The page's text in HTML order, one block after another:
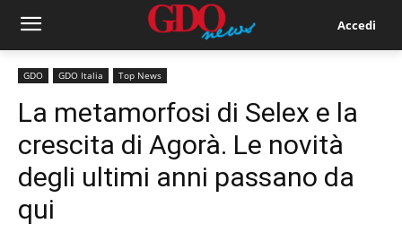
Accedi
GDO GDO Italia Top News
La metamorfosi di Selex e la
crescita di Agorà. Le novità
degli ultimi anni passano da
qui